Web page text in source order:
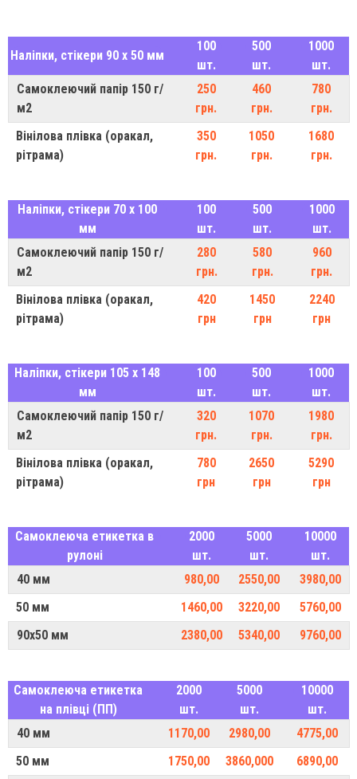
Наліпки, стікери 90 х 50 мм
100
шт.
500
шт.
1000
шт.
Самоклеючий папір 150 г/
м2
250
грн.
460
грн.
780
грн.
Вінілова плівка (оракал,
рітрама)
350
грн.
1050
грн.
1680
грн.
Наліпки, стікери 70 х 100
мм
100
шт.
500
шт.
1000
шт.
Самоклеючий папір 150 г/
м2
280
грн.
580
грн.
960
грн.
Вінілова плівка (оракал,
рітрама)
420
грн
1450
грн
2240
грн
Наліпки, стікери 105 х 148
мм
100
шт.
500
шт.
1000
шт.
Самоклеючий папір 150 г/
м2
320
грн.
1070
грн.
1980
грн.
Вінілова плівка (оракал,
рітрама)
780
грн
2650
грн
5290
грн
Самоклеюча етикетка в
рулоні
2000
шт.
5000
шт.
10000
шт.
40 мм
980,00 2550,00
3980,00
50 мм
1460,00 3220,00
5760,00
90х50 мм
2380,00 5340,00 9760,00
Самоклеюча етикетка
на плівці (ПП)
2000
шт.
5000
шт.
10000
шт.
40 мм
1170,00 2980,00
4775,00
50 мм
1750,00 3860,000 6890,00